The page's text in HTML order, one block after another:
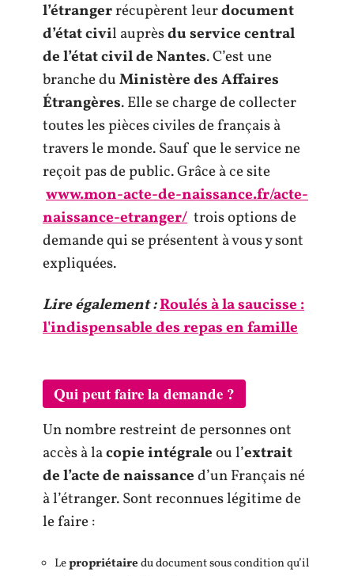
l’étrangerrécupèrent leurdocument
d’état civil auprèsdu service central
de l’état civil de Nantes. C’est une
branche duMinistère des Affaires
Étrangères. Elle se charge de collecter
toutes les pièces civiles de français à
travers le monde. Sauf que le service ne
reçoit pas de public. Grâce à ce site
www.mon-acte-de-naissance.fr/acte-
naissance-etranger/ trois options de
demande qui se présentent à vous y sont
expliquées.
Lire également :Roulés à la saucisse :
l'indispensable des repas en famille
Qui peut faire la demande ?
Un nombre restreint de personnes ont
accès à lacopie intégraleou l’extrait
de l’acte de naissanced’un Français né
à l’étranger. Sont reconnues légitime de
le faire :
Lepropriétairedu document sous condition qu’il